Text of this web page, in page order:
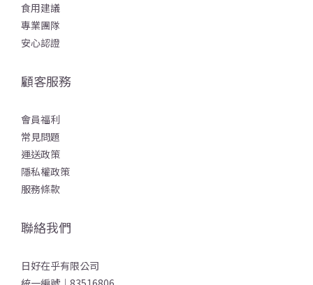
食用建議
專業團隊
安心認證
顧客服務
會員福利
常見問題
運送政策
隱私權政策
服務條款
聯絡我們
日好在乎有限公司